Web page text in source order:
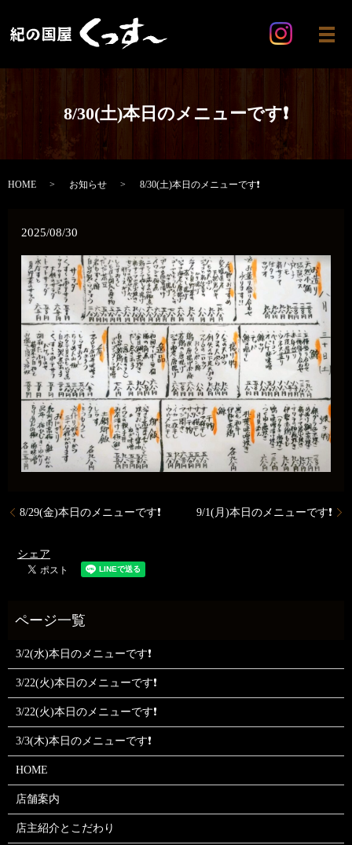
メ
8/30(土)本日のメニューです❗️
HOME お知らせ 8/30(土)本日のメニューです❗️
2025/08/30
8/29(金)本日のメニューです❗️ 9/1(月)本日のメニューです❗️
シェア
3/2(水)本日のメニューです❗
3/22(火)本日のメニューです❗
3/22(火)本日のメニューです❗
3/3(木)本日のメニューです❗
HOME
店舗案内
店主紹介とこだわり